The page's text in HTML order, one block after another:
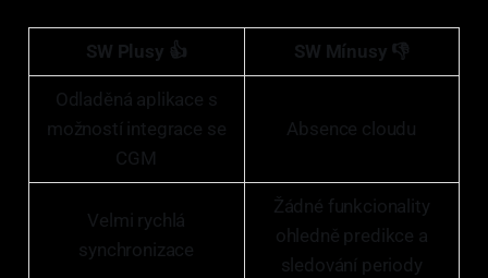
SW Plusy 👍 SW Mínusy 👎
Odladěná aplikace s
možností integrace se
CGM
Absence cloudu
Velmi rychlá
synchronizace
Žádné funkcionality
ohledně predikce a
sledování periody